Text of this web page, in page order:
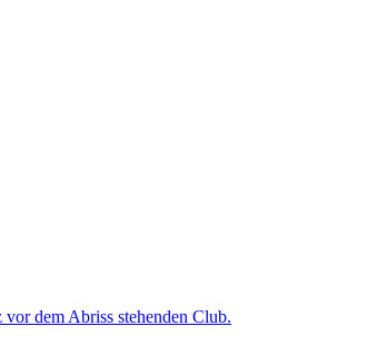
dem Abriss stehenden Club.